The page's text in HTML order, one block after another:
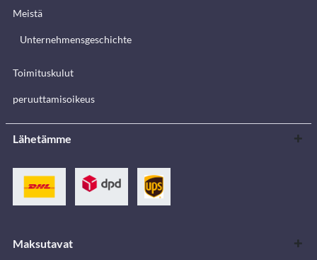
Meistä
Unternehmensgeschichte
Toimituskulut
peruuttamisoikeus
Lähetämme
Maksutavat